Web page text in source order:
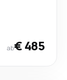
ab€ 485